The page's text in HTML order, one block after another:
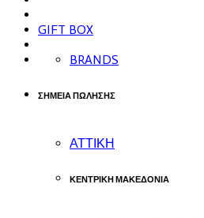
GIFT BOX
BRANDS
ΣΗΜΕΙΑ ΠΩΛΗΣΗΣ
ΑΤΤΙΚΗ
ΚΕΝΤΡΙΚΗ ΜΑΚΕΔΟΝΙΑ